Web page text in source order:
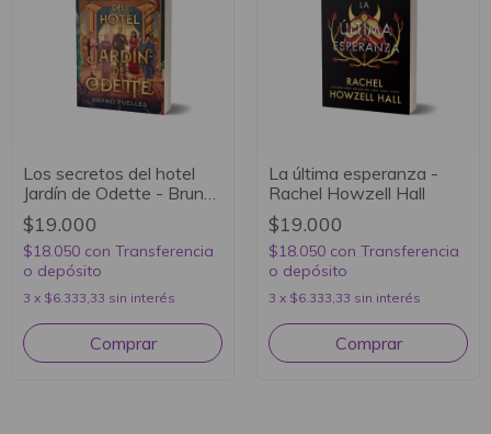
Los secretos del hotel
Jardín de Odette - Bruno
Puelles
$19.000
$18.050 con Transferencia
o depósito
3 x $6.333,33 sin interés
La última esperanza -
Rachel Howzell Hall
$19.000
$18.050 con Transferencia
o depósito
3 x $6.333,33 sin interés